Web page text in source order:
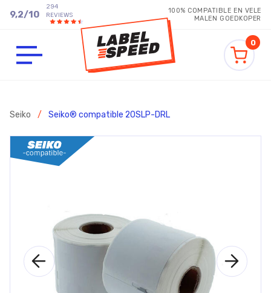
9,2/10
294
REVIEWS
100% COMPATIBLE EN VELE
MALEN GOEDKOPER
0
Seiko / Seiko® compatible 20SLP-DRL